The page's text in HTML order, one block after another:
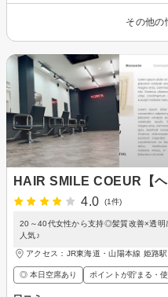
その他の
HAIR SMILE COEUR【ヘ
4.0
(1件)
20～40代女性から支持◎髪質改善×透
人気♪
アクセス：JR東海道・山陽本線 姫路
◎ 本日空席あり ポイントが貯まる・